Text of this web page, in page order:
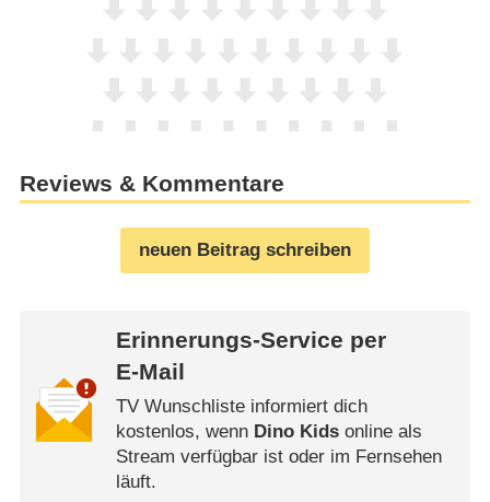
Reviews & Kommentare
neuen Beitrag schreiben
Erinnerungs-Service per
E-Mail
TV Wunschliste informiert dich
kostenlos, wenn Dino Kidsonline als
Stream verfügbar ist oder im Fernsehen
läuft.